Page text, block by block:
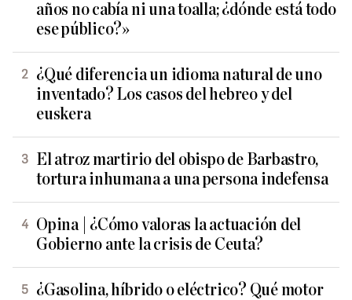
años no cabía ni una toalla; ¿dónde está todo
ese público?»
¿Qué diferencia un idioma natural de uno
inventado? Los casos del hebreo y del
euskera
El atroz martirio del obispo de Barbastro,
tortura inhumana a una persona indefensa
Opina | ¿Cómo valoras la actuación del
Gobierno ante la crisis de Ceuta?
¿Gasolina, híbrido o eléctrico? Qué motor